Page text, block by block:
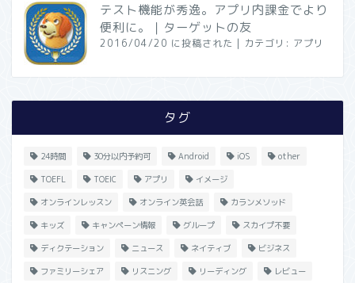
テスト機能が秀逸。アプリ内課金でより
便利に。｜ターゲットの友
2016/04/20 に投稿された | カテゴリ: アプリ
タグ
24時間 30分以内予約可 Android iOS other
TOEFL TOEIC アプリ イメージ
オンラインレッスン オンライン英会話 カランメソッド
キッズ キャンペーン情報 グループ スカイプ不要
ディクテーション ニュース ネイティブ ビジネス
ファミリーシェア リスニング リーディング レビュー